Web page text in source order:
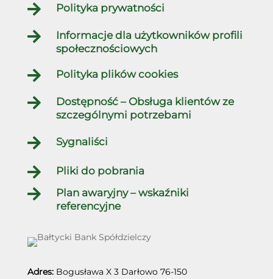
 Polityka prywatności

Informacje dla użytkowników profili
społecznościowych
 Polityka plików cookies

Dostępność – Obsługa klientów ze
szczególnymi potrzebami
 Sygnaliści
 Pliki do pobrania

Plan awaryjny – wskaźniki
referencyjne
Adres: Bogusława X 3 Darłowo 76-150